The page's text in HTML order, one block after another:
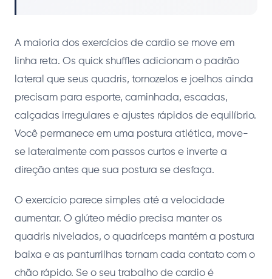
A maioria dos exercícios de cardio se move em
linha reta. Os quick shuffles adicionam o padrão
lateral que seus quadris, tornozelos e joelhos ainda
precisam para esporte, caminhada, escadas,
calçadas irregulares e ajustes rápidos de equilíbrio.
Você permanece em uma postura atlética, move-
se lateralmente com passos curtos e inverte a
direção antes que sua postura se desfaça.
O exercício parece simples até a velocidade
aumentar. O glúteo médio precisa manter os
quadris nivelados, o quadríceps mantém a postura
baixa e as panturrilhas tornam cada contato com o
chão rápido. Se o seu trabalho de cardio é